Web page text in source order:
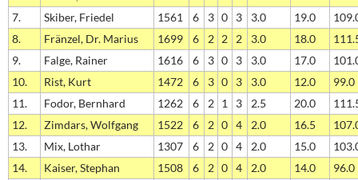
7.
Skiber, Friedel 1561 6 3 0 3 3.0 19.0
8.
Fränzel, Dr. Marius 1699 6 2 2 2 3.0 18.0
9.
Falge, Rainer 1616 6 3 0 3 3.0 17.0
10.
Rist, Kurt 1472 6 3 0 3 3.0 12.0
99.0
11.
Fodor, Bernhard 1262 6 2 1 3 2.5 20.0
12.
Zimdars, Wolfgang 1522 6 2 0 4 2.0 16.5
13.
Mix, Lothar 1307 6 2 0 4 2.0 15.0
14.
Kaiser, Stephan 1508 6 2 0 4 2.0 14.0
96.0